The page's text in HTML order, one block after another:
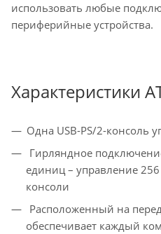
использовать любые
периферийные устройства.
Характеристики
Одна USB-PS/2-консоль
Гирляндное
единиц – управление
консоли
Расположенный на
обеспечивает каждый